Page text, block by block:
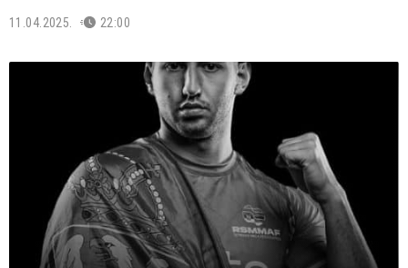
11.04.2025. 22:00